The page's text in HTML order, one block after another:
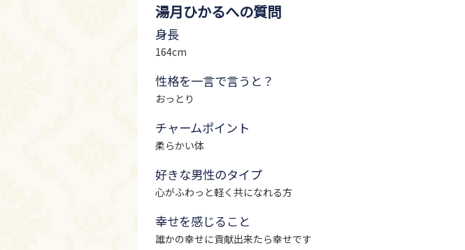
湯月ひかるへの質問
身長
164cm
性格を一言で言うと？
おっとり
チャームポイント
柔らかい体
好きな男性のタイプ
心がふわっと軽く共になれる方
幸せを感じること
誰かの幸せに貢献出来たら幸せです